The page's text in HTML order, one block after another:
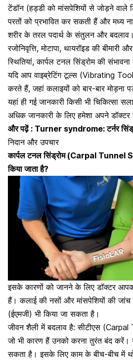
टेंडॉन (हड्डी को मांसपेशियों से जोड़ने
परतों को प्रभावित कर सकती हैं और मध्य
शरीर के तरल पदार्थ के संतुलन और बदलाव।
रजोनिवृत्ति,मोटापा, थायरॉइड की बीमारी
स्थितियां, कार्पल टनल सिंड्रोम की
यदि आप वाइब्रेटिंग टूल्स (Vibrating
करते हैं, जहां कलाइयों को बार-बार मोड़ना
यहां ही गई जानकारी किसी भी चिकित्सा
अधिक जानकारी के लिए हमेशा अपने डॉक्टर
और पढ़ें : Turner syndrome: टर्नर
निदान और उपचार
कार्पल टनल सिंड्रोम (Carpal Tunnel
किया जाता है?
इसके कारणों को जानने के लिए डॉक्टर
हैं। कलाई की नसों और मांसपेशियों की जांच
(ईएमजी) भी किया जा सकता है।
जीवन शैली में बदलाव है: सीटीएस
जो भी कारण हैं उनको करना तुरंत बंद करें।
सकता है। इसके लिए काम के बीच-बीच में